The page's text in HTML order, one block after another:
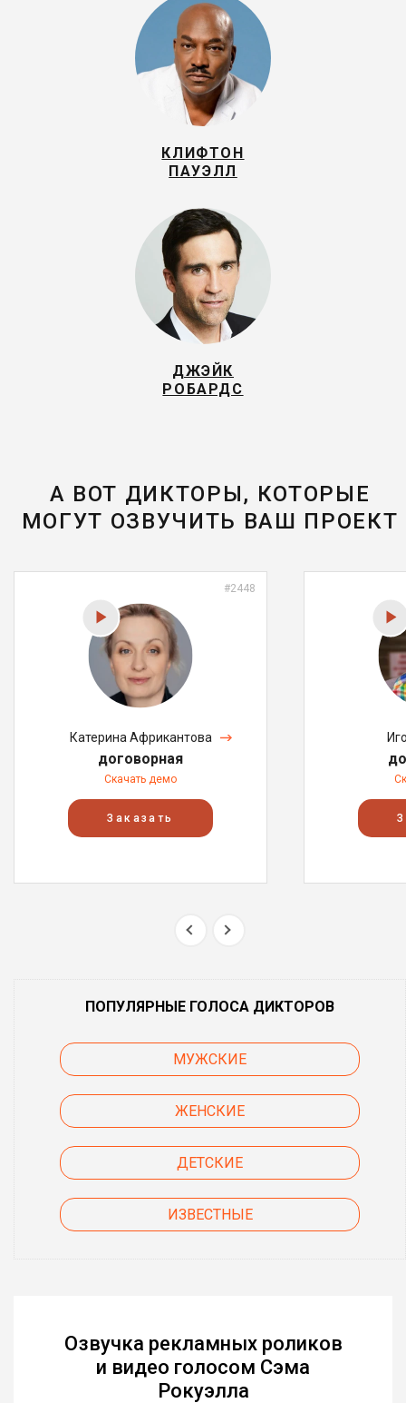
КЛИФТОН
ПАУЭЛЛ
ДЖЭЙК
РОБАРДС
А ВОТ ДИКТОРЫ, КОТОРЫЕ
МОГУТ ОЗВУЧИТЬ ВАШ ПРОЕКТ
#2448
Катерина Африкантова
договорная
Скачать демо
Заказать
ПОПУЛЯРНЫЕ ГОЛОСА ДИКТОРОВ
МУЖСКИЕ
ЖЕНСКИЕ
ДЕТСКИЕ
ИЗВЕСТНЫЕ
Озвучка рекламных роликов
и видео голосом Сэма
Рокуэлла